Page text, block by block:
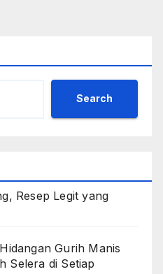
Search
Resep Legit yang
Gurih Manis
Selera di Setiap